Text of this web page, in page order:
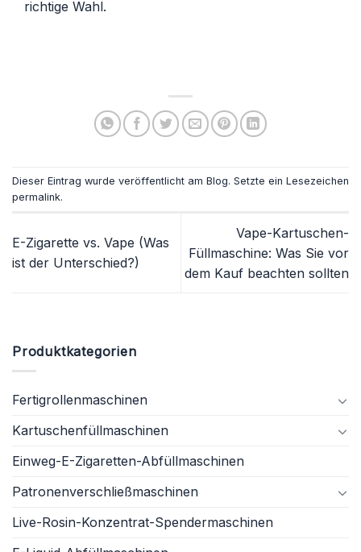
richtige Wahl.
Dieser Eintrag wurde veröffentlicht am Blog. Setzte ein Lesezeichen
permalink.
E-Zigarette vs. Vape (Was
ist der Unterschied?)
Vape-Kartuschen-
Füllmaschine: Was Sie vor
dem Kauf beachten sollten
Produktkategorien
Fertigrollenmaschinen
Kartuschenfüllmaschinen
Einweg-E-Zigaretten-Abfüllmaschinen
Patronenverschließmaschinen
Live-Rosin-Konzentrat-Spendermaschinen